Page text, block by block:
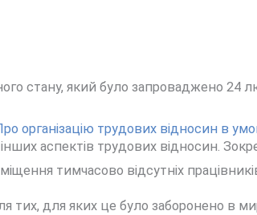
стану, який було запроваджено 24
організацію трудових відносин в
аспектів трудових відносин.
тимчасово відсутніх працівників,
тих, для яких це було заборонено в